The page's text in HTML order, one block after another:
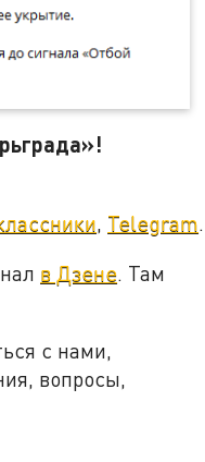
, Telegram.
в Дзене . Там
с нами,
вопросы,